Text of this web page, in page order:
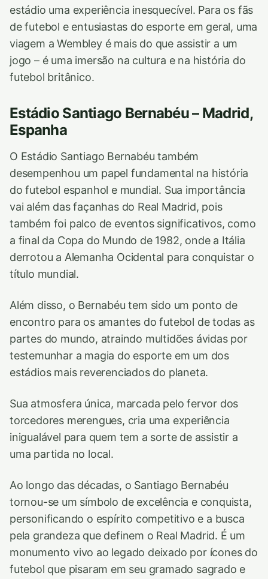
estádio uma experiência inesquecível. Para os fãs
de futebol e entusiastas do esporte em geral, uma
viagem a Wembley é mais do que assistir a um
jogo – é uma imersão na cultura e na história do
futebol britânico.
Estádio Santiago Bernabéu – Madrid,
Espanha
O Estádio Santiago Bernabéu também
desempenhou um papel fundamental na história
do futebol espanhol e mundial. Sua importância
vai além das façanhas do Real Madrid, pois
também foi palco de eventos significativos, como
a final da Copa do Mundo de 1982, onde a Itália
derrotou a Alemanha Ocidental para conquistar o
título mundial.
Além disso, o Bernabéu tem sido um ponto de
encontro para os amantes do futebol de todas as
partes do mundo, atraindo multidões ávidas por
testemunhar a magia do esporte em um dos
estádios mais reverenciados do planeta.
Sua atmosfera única, marcada pelo fervor dos
torcedores merengues, cria uma experiência
inigualável para quem tem a sorte de assistir a
uma partida no local.
Ao longo das décadas, o Santiago Bernabéu
tornou-se um símbolo de excelência e conquista,
personificando o espírito competitivo e a busca
pela grandeza que definem o Real Madrid. É um
monumento vivo ao legado deixado por ícones do
futebol que pisaram em seu gramado sagrado e